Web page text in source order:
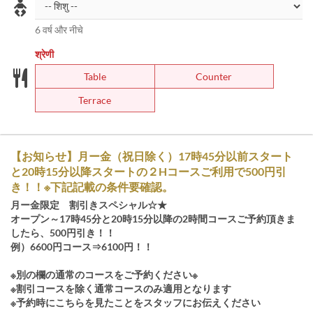
6 वर्ष और नीचे
श्रेणी
Table
Counter
Terrace
【お知らせ】月ー金（祝日除く）17時45分以前スタート
と20時15分以降スタートの２Hコースご利用で500円引
き！！※下記記載の条件要確認。
月ー金限定 割引きスペシャル☆★
オープン～17時45分と20時15分以降の2時間コースご予約頂きま
したら、500円引き！！
例）6600円コース⇒6100円！！
※別の欄の通常のコースをご予約ください※
※割引コースを除く通常コースのみ適用となります
※予約時にこちらを見たことをスタッフにお伝えください